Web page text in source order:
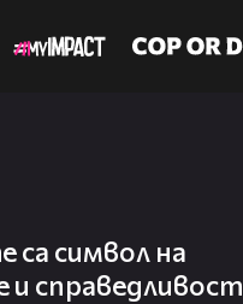
символ на
и справедливост